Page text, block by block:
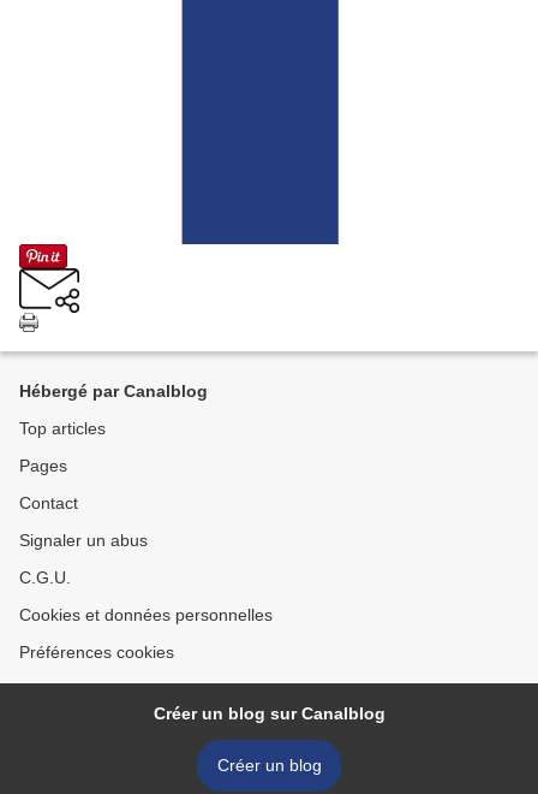
Hébergé par Canalblog
Top articles
Pages
Contact
Signaler un abus
C.G.U.
Cookies et données personnelles
Préférences cookies
Créer un blog sur Canalblog
Créer un blog